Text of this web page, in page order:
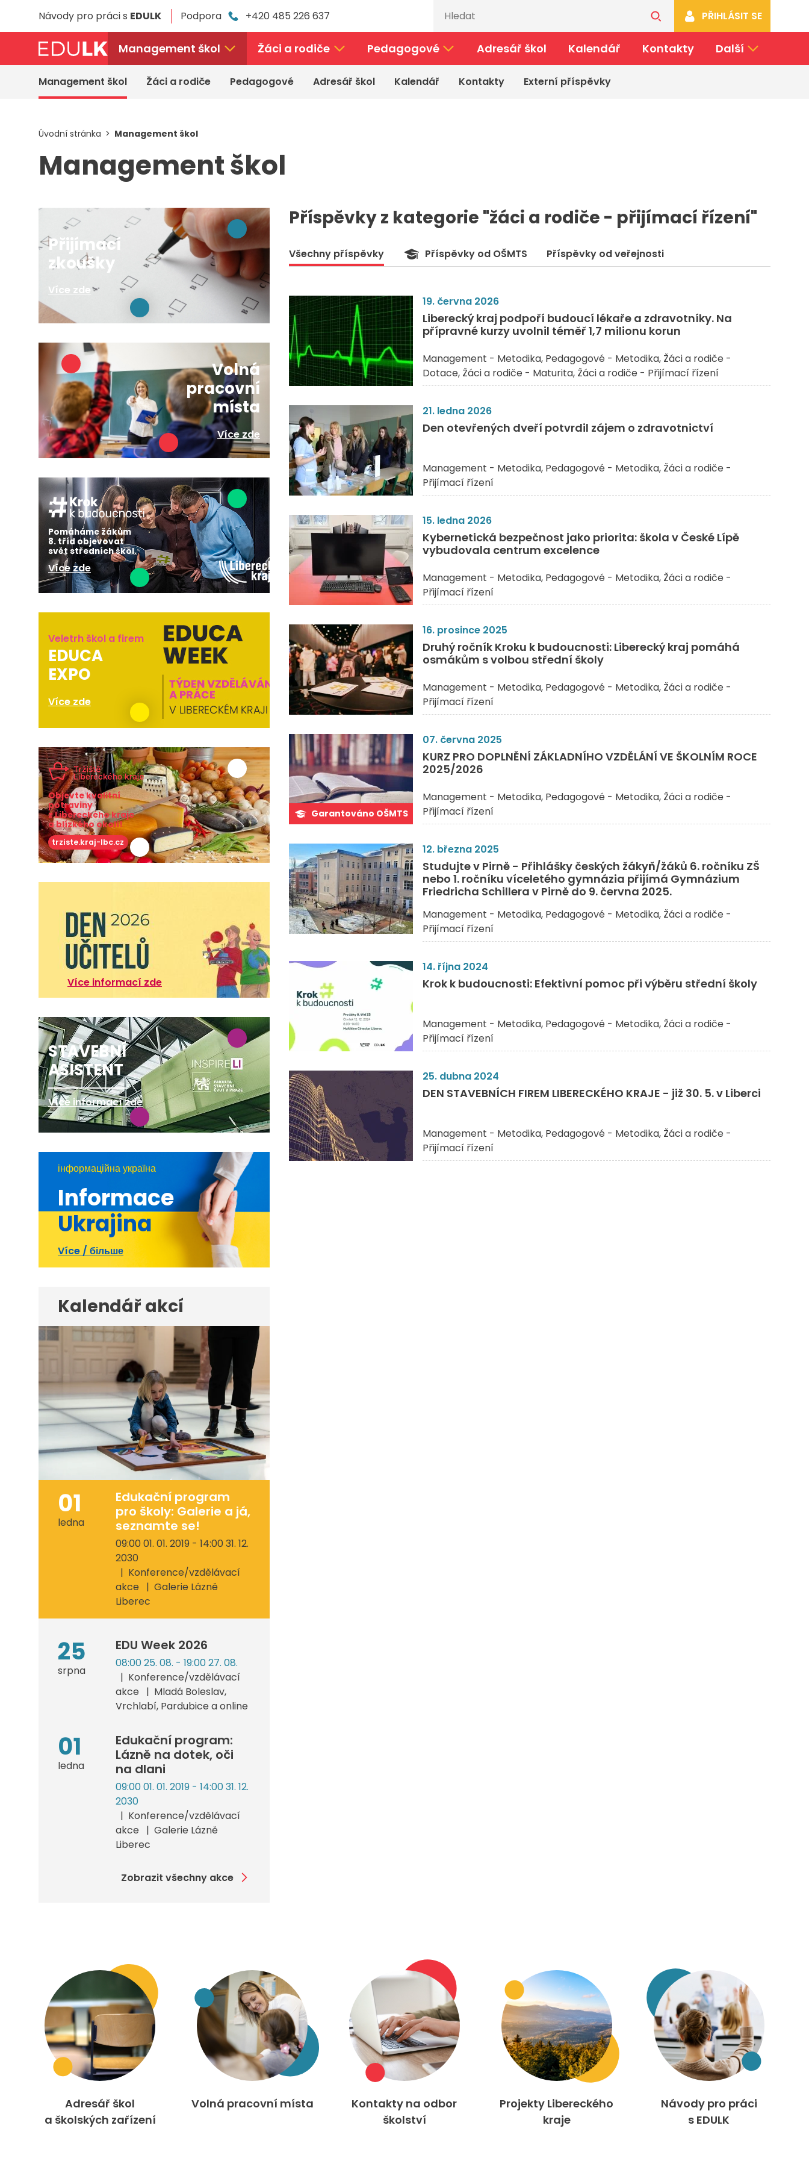
Návody pro práci s EDULK Podpora +420 485 226 637 PŘIHLÁSIT SE
Management škol Žáci a rodiče Pedagogové Adresář škol Kalendář Kontakty Další
Management škol Žáci a rodiče Pedagogové Adresář škol Kalendář Kontakty Externí příspěvky
Úvodní stránka Management škol
Management škol
Příspěvky z kategorie "žáci a rodiče - přijímací řízení"
Všechny příspěvky Příspěvky od OŠMTS Příspěvky od veřejnosti
19. června 2026
Liberecký kraj podpoří budoucí lékaře a zdravotníky. Na
přípravné kurzy uvolnil téměř 1,7 milionu korun
Management - Metodika Pedagogové - Metodika Žáci a rodiče -
Dotace Žáci a rodiče - Maturita Žáci a rodiče - Přijímací řízení
21. ledna 2026
Den otevřených dveří potvrdil zájem o zdravotnictví
Management - Metodika Pedagogové - Metodika Žáci a rodiče -
Přijímací řízení
15. ledna 2026
Kybernetická bezpečnost jako priorita: škola v České Lípě
vybudovala centrum excelence
Management - Metodika Pedagogové - Metodika Žáci a rodiče -
Přijímací řízení
16. prosince 2025
Druhý ročník Kroku k budoucnosti: Liberecký kraj pomáhá
osmákům s volbou střední školy
Management - Metodika Pedagogové - Metodika Žáci a rodiče -
Přijímací řízení
Garantováno OŠMTS
07. června 2025
KURZ PRO DOPLNĚNÍ ZÁKLADNÍHO VZDĚLÁNÍ VE ŠKOLNÍM ROCE
2025/2026
Management - Metodika Pedagogové - Metodika Žáci a rodiče -
Přijímací řízení
12. března 2025
Studujte v Pirně - Přihlášky českých žákyň/žáků 6. ročníku ZŠ
nebo 1. ročníku víceletého gymnázia přijímá Gymnázium
Friedricha Schillera v Pirně do 9. června 2025.
Management - Metodika Pedagogové - Metodika Žáci a rodiče -
Přijímací řízení
14. října 2024
Krok k budoucnosti: Efektivní pomoc při výběru střední školy
Management - Metodika Pedagogové - Metodika Žáci a rodiče -
Přijímací řízení
25. dubna 2024
DEN STAVEBNÍCH FIREM LIBERECKÉHO KRAJE - již 30. 5. v Liberci
Management - Metodika Pedagogové - Metodika Žáci a rodiče -
Přijímací řízení
Přijímací
zkoušky
Více zde
Volná
pracovní
místa
Více zde
Pomáháme žákům
8. tříd objevovat
svět středních škol.
Více zde
Veletrh škol a firem
EDUCA
EXPO
Více zde
Objevte kvalitní
potraviny
z Libereckého kraje
a blízkého okolí!
trziste.kraj-lbc.cz
Více informací zde
STAVEBNÍ
ASISTENT
Více informací zde
інформаційна україна
Informace
Ukrajina
Více / більше
Kalendář akcí
01
ledna
Edukační program
pro školy: Galerie a já,
seznamte se!
09:00 01. 01. 2019 - 14:00 31. 12.
2030
Konference/vzdělávací
akce
Galerie Lázně
Liberec
25
srpna
EDU Week 2026
08:00 25. 08. - 19:00 27. 08.
Konference/vzdělávací
akce
Mladá Boleslav,
Vrchlabí, Pardubice a online
01
ledna
Edukační program:
Lázně na dotek, oči
na dlani
09:00 01. 01. 2019 - 14:00 31. 12.
2030
Konference/vzdělávací
akce
Galerie Lázně
Liberec
Zobrazit všechny akce
Adresář škol
a školských zařízení
Volná pracovní místa
Kontakty na odbor
školství
Projekty Libereckého
kraje
Návody pro práci
s EDULK